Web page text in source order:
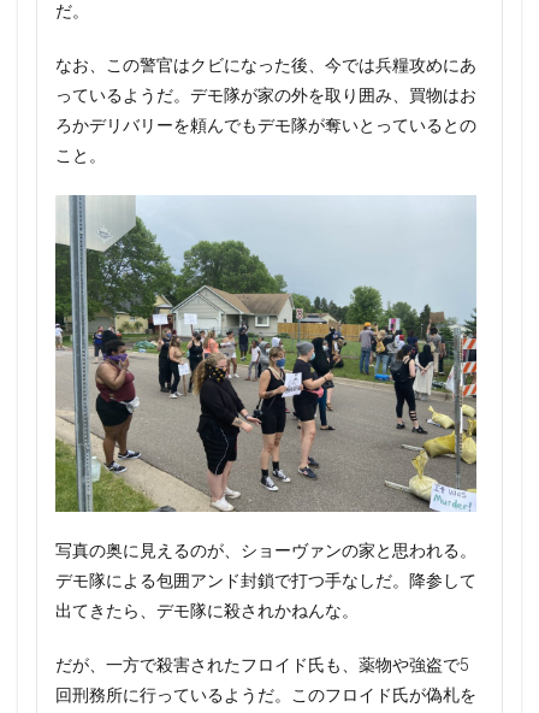
だ。
なお、この警官はクビになった後、今では兵糧攻めにあ
っているようだ。デモ隊が家の外を取り囲み、買物はお
ろかデリバリーを頼んでもデモ隊が奪いとっているとの
こと。
写真の奥に見えるのが、ショーヴァンの家と思われる。
デモ隊による包囲アンド封鎖で打つ手なしだ。降参して
出てきたら、デモ隊に殺されかねんな。
だが、一方で殺害されたフロイド氏も、薬物や強盗で5
回刑務所に行っているようだ。このフロイド氏が偽札を